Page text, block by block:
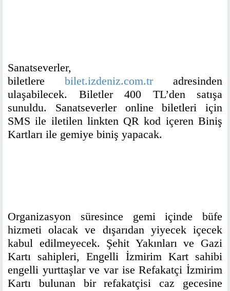
Sanatseverler,
biletlere bilet.izdeniz.com.tradresinden
ulaşabilecek. Biletler 400 TL’den satışa
sunuldu. Sanatseverler online biletleri için
SMS ile iletilen linkten QR kod içeren Biniş
Kartları ile gemiye biniş yapacak.
Organizasyon süresince gemi içinde büfe
hizmeti olacak ve dışarıdan yiyecek içecek
kabul edilmeyecek. Şehit Yakınları ve Gazi
Kartı sahipleri, Engelli İzmirim Kart sahibi
engelli yurttaşlar ve var ise Refakatçi İzmirim
Kartı bulunan bir refakatçisi caz gecesine